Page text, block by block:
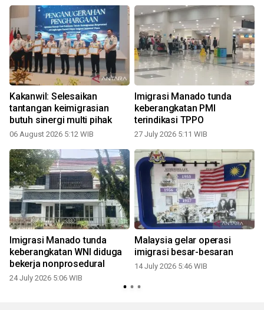
Kakanwil: Selesaikan
tantangan keimigrasian
butuh sinergi multi pihak
06 August 2026 5:12 WIB
Imigrasi Manado tunda
keberangkatan PMI
terindikasi TPPO
27 July 2026 5:11 WIB
Imigrasi Manado tunda
keberangkatan WNI diduga
bekerja nonprosedural
24 July 2026 5:06 WIB
Malaysia gelar operasi
imigrasi besar-besaran
14 July 2026 5:46 WIB